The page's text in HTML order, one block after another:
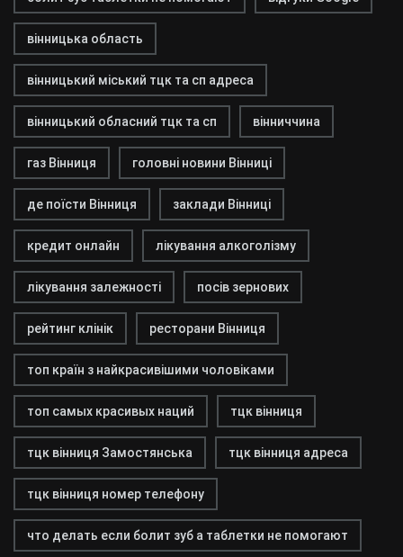
вінницька область
вінницький міський тцк та сп адреса
вінницький обласний тцк та сп вінниччина
газ Вінниця головні новини Вінниці
де поїсти Вінниця заклади Вінниці
кредит онлайн лікування алкоголізму
лікування залежності посів зернових
рейтинг клінік ресторани Вінниця
топ країн з найкрасивішими чоловіками
топ самых красивых наций тцк вінниця
тцк вінниця Замостянська тцк вінниця адреса
тцк вінниця номер телефону
что делать если болит зуб а таблетки не помогают